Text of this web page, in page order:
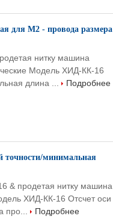
для М2 - провода размера
нитку машина
Модель ХИД-КК-16
длина ...
Подробнее
минимальная
& продетая нитку машина
ХИД-КК-16 Отсчет оси
про...
Подробнее